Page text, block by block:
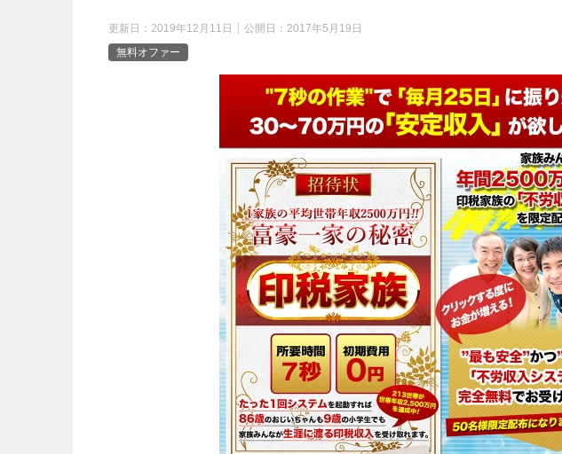
更新日： 2019年12月11日 公開日： 2017年5月19日
無料オファー